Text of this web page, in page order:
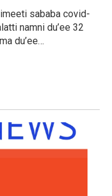
sababa covid-
namni du’ee 32
du’ee…